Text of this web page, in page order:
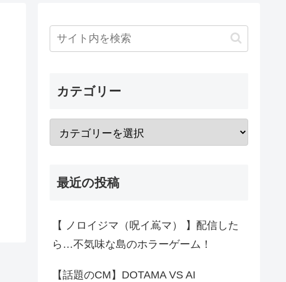
カテゴリー
最近の投稿
【 ノロイジマ（呪イ嶌マ） 】配信した
ら…不気味な島のホラーゲーム！
【話題のCM】DOTAMA VS AI